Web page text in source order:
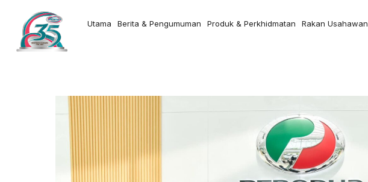
Utama Berita & Pengumuman Produk & Perkhidmatan Rakan Usahawan